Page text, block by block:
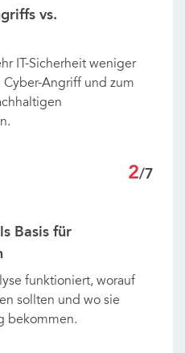
vs.
2/7
IT-Sicherheit weniger
Cyber-Angriff und zum
Basis für
funktioniert, worauf
sollten und wo sie
bekommen.